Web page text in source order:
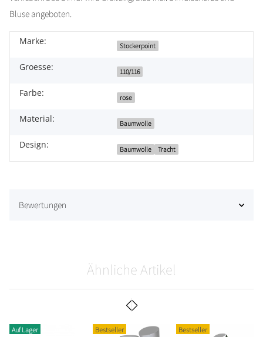
Bluse angeboten.
Marke: Stockerpoint
Groesse: 110/116
Farbe: rose
Material: Baumwolle
Design: Baumwolle Tracht
Bewertungen
Ähnliche Artikel
Auf Lager Bestseller Bestseller